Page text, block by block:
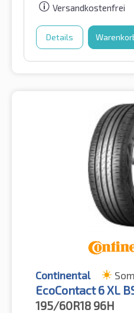
Versandkostenfrei
Details
Continental
EcoContact 6 XL
195/60R18 96H